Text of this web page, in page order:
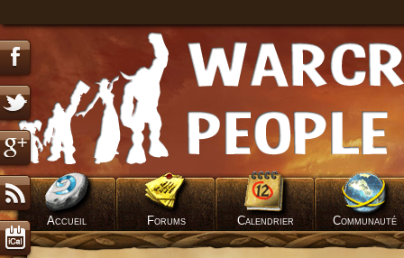
Accueil Forums Calendrier Communauté